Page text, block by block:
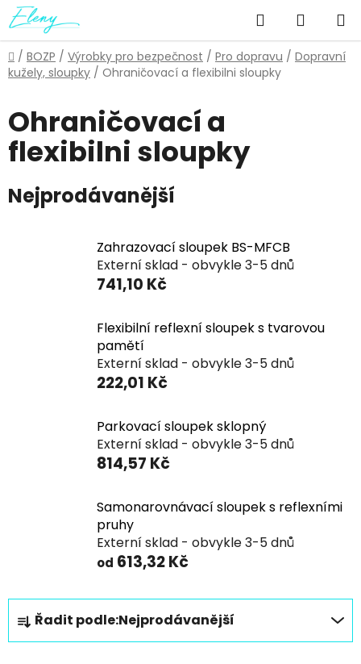
Přejít
na
obsah
Hledat
KOŠÍK
Domů
/ BOZP / Výrobky pro bezpečnost / Pro dopravu / Dopravní
kužely, sloupky / Ohraničovací a flexibilni sloupky
Ohraničovací a
flexibilni sloupky
Nejprodávanější
Zahrazovací sloupek BS-MFCB
Externí sklad - obvykle 3-5 dnů
741,10 Kč
Flexibilní reflexní sloupek s tvarovou
pamětí
Externí sklad - obvykle 3-5 dnů
222,01 Kč
Parkovací sloupek sklopný
Externí sklad - obvykle 3-5 dnů
814,57 Kč
Samonarovnávací sloupek s reflexními
pruhy
Externí sklad - obvykle 3-5 dnů
od 613,32 Kč
Ř
a
z
Řadit podle:Nejprodávanější